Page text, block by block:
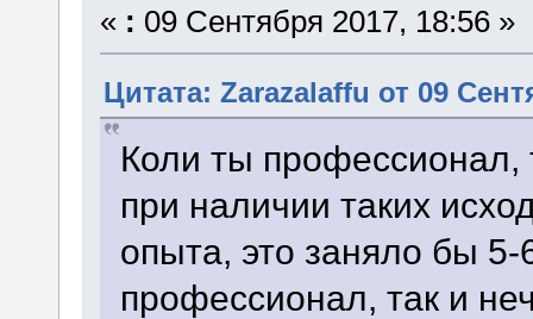
« : 09 Сентября 2017, 18:56 »
Цитата: Zarazalaffu от 09
Коли ты профессионал,
при наличии таких
опыта, это заняло бы
профессионал, так и